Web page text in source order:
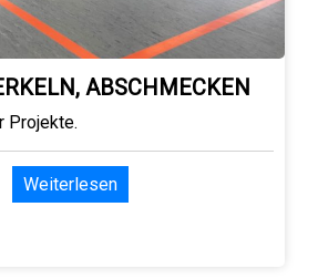
ABSCHMECKEN
Projekte.
Weiterlesen